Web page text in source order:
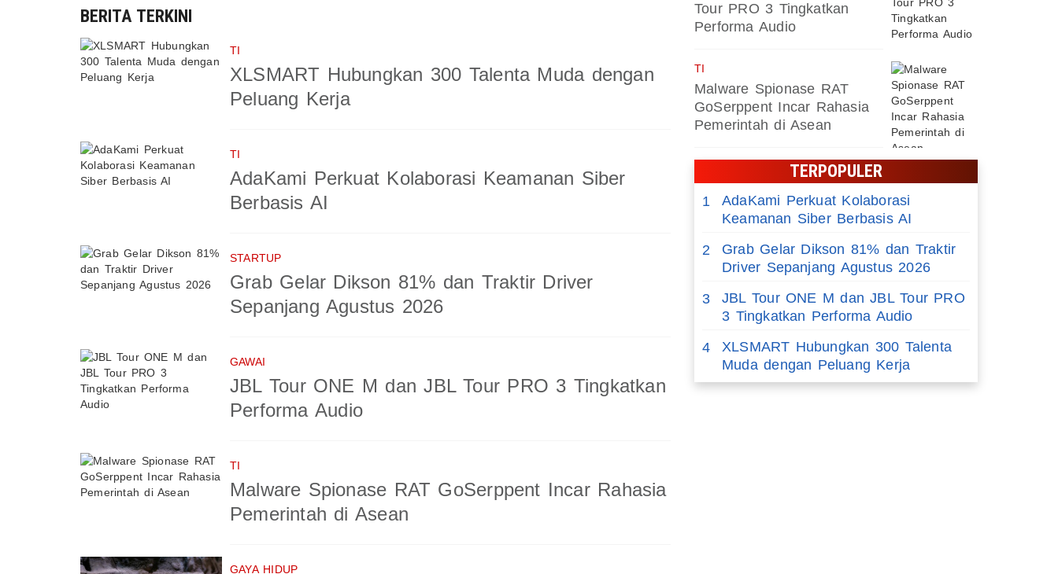
BERITA TERKINI
TI
XLSMART Hubungkan 300 Talenta Muda dengan
Peluang Kerja
TI
AdaKami Perkuat Kolaborasi Keamanan Siber
Berbasis AI
STARTUP
Grab Gelar Dikson 81% dan Traktir Driver
Sepanjang Agustus 2026
GAWAI
JBL Tour ONE M dan JBL Tour PRO 3 Tingkatkan
Performa Audio
TI
Malware Spionase RAT GoSerppent Incar Rahasia
Pemerintah di Asean
GAYA HIDUP
Tour PRO 3 Tingkatkan
Performa Audio
TI
Malware Spionase RAT
GoSerppent Incar Rahasia
Pemerintah di Asean
TERPOPULER
1
AdaKami Perkuat Kolaborasi
Keamanan Siber Berbasis AI
2
Grab Gelar Dikson 81% dan Traktir
Driver Sepanjang Agustus 2026
3
JBL Tour ONE M dan JBL Tour PRO
3 Tingkatkan Performa Audio
4
XLSMART Hubungkan 300 Talenta
Muda dengan Peluang Kerja